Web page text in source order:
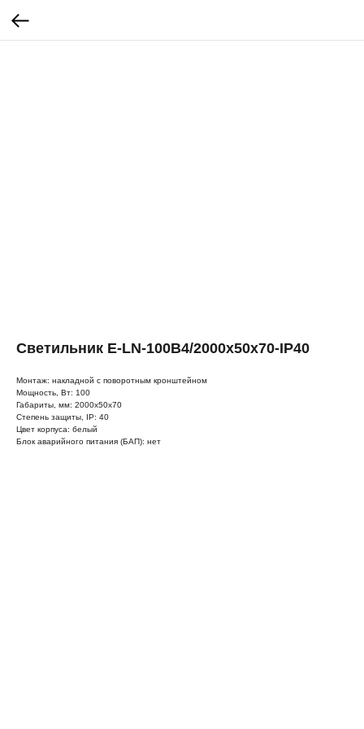
Светильник E-LN-100B4/2000х50х70-IP40
Монтаж: накладной с поворотным кронштейном
Мощность, Вт: 100
Габариты, мм: 2000х50х70
Степень защиты, IP: 40
Цвет корпуса: белый
Блок аварийного питания (БАП): нет